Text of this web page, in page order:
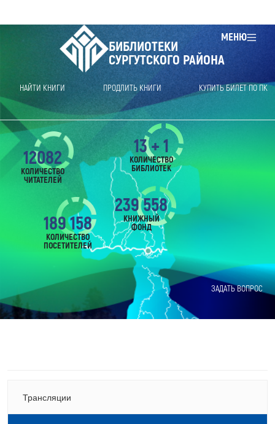
МЕНЮ
БИБЛИОТЕКИ
СУРГУТСКОГО РАЙОНА
НАЙТИ КНИГИ ПРОДЛИТЬ КНИГИ КУПИТЬ БИЛЕТ ПО ПК
ЗАДАТЬ ВОПРОС
12082
КОЛИЧЕСТВО
ЧИТАТЕЛЕЙ
189 158
КОЛИЧЕСТВО
ПОСЕТИТЕЛЕЙ
239 558
КНИЖНЫЙ
ФОНД
13 + 1
КОЛИЧЕСТВО
БИБЛИОТЕК
Трансляции